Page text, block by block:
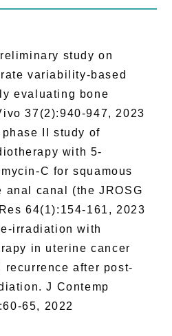
study on
variability-based
evaluating bone
37(2):940-947, 2023
II study of
with 5-
C for squamous
anal canal (the JROSG
64(1):154-161, 2023
irradiation with
in uterine cancer
after post-
J Contemp
65, 2022